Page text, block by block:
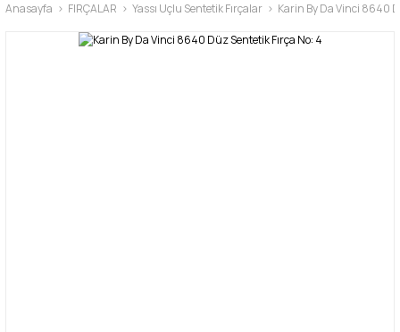
Anasayfa FIRÇALAR Yassı Uçlu Sentetik Fırçalar Karin By Da Vinci 8640